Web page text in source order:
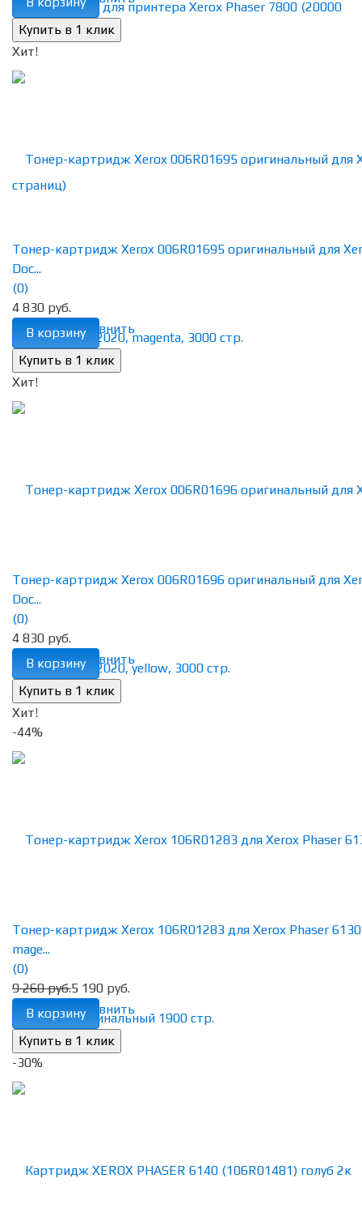
Хит!
избранное сравнить
Тонер-картридж Xerox 006R01695 оригинальный для
Doc...
(0)
4 830 руб.
В корзину
Хит!
избранное сравнить
Тонер-картридж Xerox 006R01696 оригинальный для
Doc...
(0)
4 830 руб.
В корзину
Хит!
-44%
избранное сравнить
Тонер-картридж Xerox 106R01283 для Xerox Phaser 6130
mage...
(0)
9 260 руб.5 190 руб.
В корзину
-30%